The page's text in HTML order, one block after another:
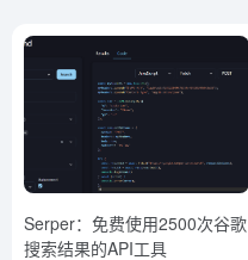
Serper：免费使用2500次谷歌
搜索结果的API工具